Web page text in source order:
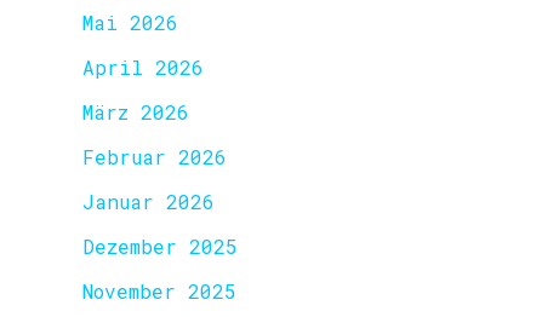
Mai 2026
April 2026
März 2026
Februar 2026
Januar 2026
Dezember 2025
November 2025